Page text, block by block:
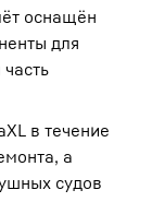
оснащён
для
в течение
а
судов